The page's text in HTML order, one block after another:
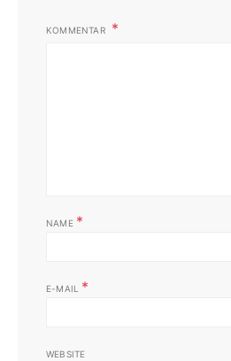
KOMMENTAR
NAME *
E-MAIL *
WEBSITE